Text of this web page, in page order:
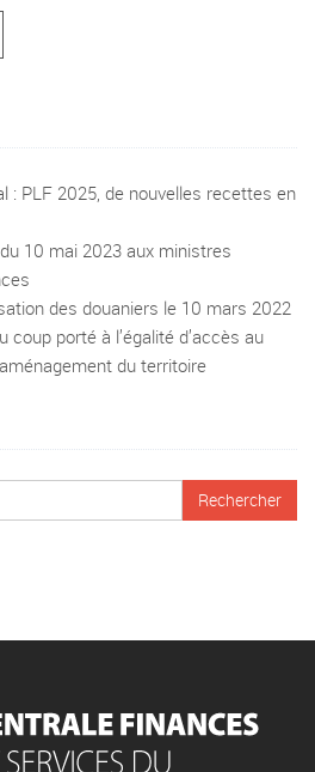
: PLF 2025, de nouvelles recettes en
10 mai 2023 aux ministres
des douaniers le 10 mars 2022
coup porté à l’égalité d’accès au
du territoire